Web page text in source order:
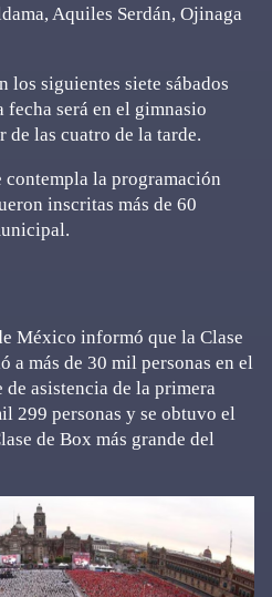
Aquiles Serdán, Ojinaga
los siguientes siete sábados
será en el gimnasio
las cuatro de la tarde.
contempla la programación
inscritas más de 60
México informó que la Clase
a más de 30 mil personas en el
asistencia de la primera
299 personas y se obtuvo el
de Box más grande del